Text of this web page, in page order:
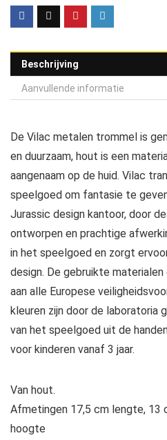
Beschrijving
Aanvullende informatie
De Vilac metalen trommel is
en duurzaam, hout is een
aangenaam op de huid. Vilac
speelgoed om fantasie te
Jurassic design kantoor, door
ontworpen en prachtige
in het speelgoed en zorgt
design. De gebruikte
aan alle Europese
kleuren zijn door de laboratoria
van het speelgoed uit de
voor kinderen vanaf 3 jaar.
Van hout.
Afmetingen 17,5 cm lengte, 13
hoogte